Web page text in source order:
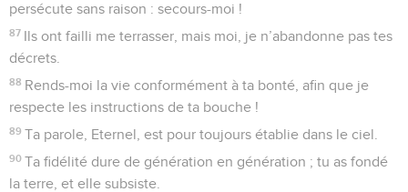
persécute sans raison : secours-moi !
87 Ils ont failli me terrasser, mais moi, je n’abandonne pas tes
décrets.
88 Rends-moi la vie conformément à ta bonté, afin que je
respecte les instructions de ta bouche !
89 Ta parole, Eternel, est pour toujours établie dans le ciel.
90 Ta fidélité dure de génération en génération ; tu as fondé
la terre, et elle subsiste.